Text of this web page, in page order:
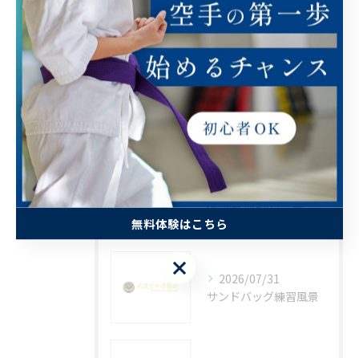
高校生
大人
最近の投稿 RECENT POSTS
2026/08/01
信龍会通信8月号表
2026/07/31
サンドバッグ練習風景
無料体験はこちら
無料体験はこちら